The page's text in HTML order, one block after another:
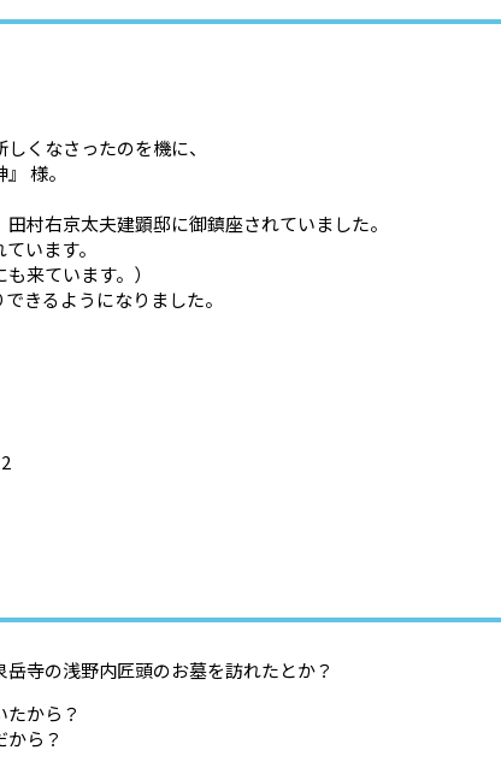
くなさったのを機に、
様。
村右京太夫建顕邸に御鎮座されていました。
います。
来ています。）
きるようになりました。
寺の浅野内匠頭のお墓を訪れたとか？
から？
ら？